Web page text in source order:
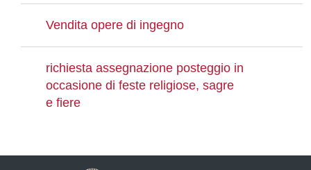
Vendita opere di ingegno
richiesta assegnazione posteggio in
occasione di feste religiose, sagre
e fiere